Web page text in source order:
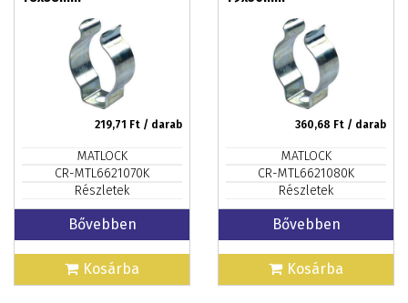
219,71 Ft / darab
MATLOCK
CR-MTL6621070K
Részletek
Bővebben
Kosárba
360,68 Ft / darab
MATLOCK
CR-MTL6621080K
Részletek
Bővebben
Kosárba